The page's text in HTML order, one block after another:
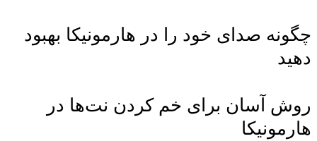
چگونه صدای خود را در هارمونیکا بهبود
دهید
روش آسان برای خم کردن نت‌ها در
هارمونیکا